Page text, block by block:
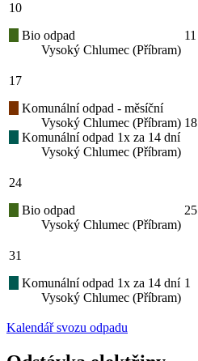
10
Bio odpad
Vysoký Chlumec (Příbram)
11
17
Komunální odpad - měsíční
Vysoký Chlumec (Příbram)
Komunální odpad 1x za 14 dní
Vysoký Chlumec (Příbram)
18
24
Bio odpad
Vysoký Chlumec (Příbram)
25
31
Komunální odpad 1x za 14 dní
Vysoký Chlumec (Příbram)
1
Kalendář svozu odpadu